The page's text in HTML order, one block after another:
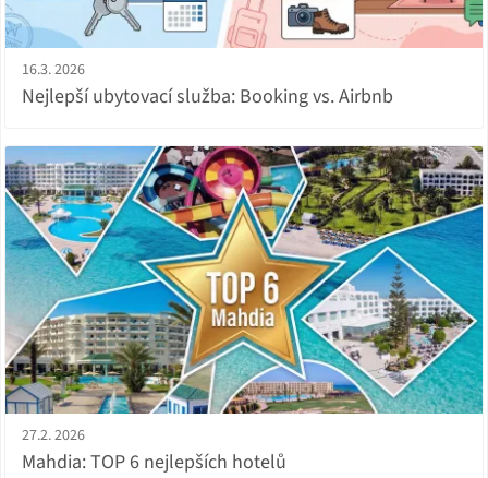
16.3. 2026
Nejlepší ubytovací služba: Booking vs. Airbnb
27.2. 2026
Mahdia: TOP 6 nejlepších hotelů